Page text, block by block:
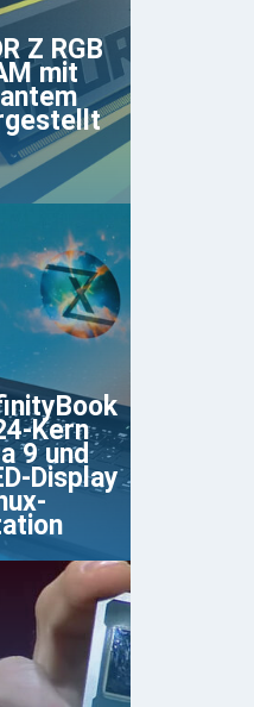
Z RGB
mit
Kern
9 und
Display